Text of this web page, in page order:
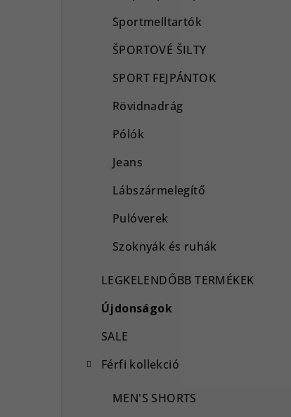
Sportmelltartók
ŠPORTOVÉ ŠILTY
SPORT FEJPÁNTOK
Rövidnadrág
Pólók
Jeans
Lábszármelegítő
Pulóverek
Szoknyák és ruhák
LEGKELENDŐBB TERMÉKEK
Újdonságok
SALE
Férfi kollekció
MEN'S SHORTS